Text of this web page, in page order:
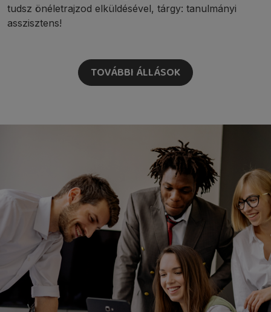
tudsz önéletrajzod elküldésével, tárgy: tanulmányi
asszisztens!
TOVÁBBI ÁLLÁSOK